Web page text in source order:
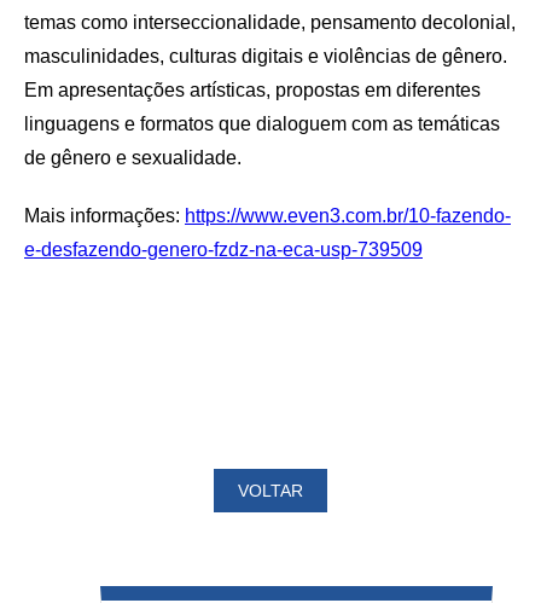
temas como interseccionalidade, pensamento decolonial,
masculinidades, culturas digitais e violências de gênero.
Em apresentações artísticas, propostas em diferentes
linguagens e formatos que dialoguem com as temáticas
de gênero e sexualidade.
Mais informações: https://www.even3.com.br/10-fazendo-
e-desfazendo-genero-fzdz-na-eca-usp-739509
VOLTAR